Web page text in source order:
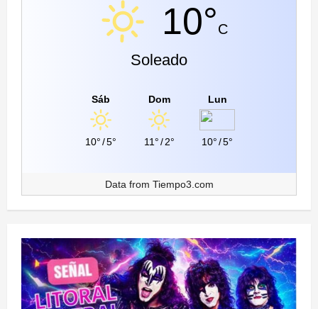
10°C
Soleado
Sáb
10°/5°
Dom
11°/2°
Lun
10°/5°
Data from Tiempo3.com